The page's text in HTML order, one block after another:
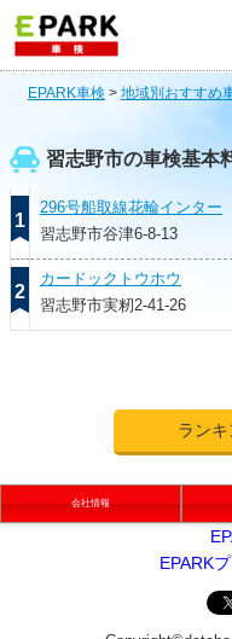
EPARK車検 > 地域別おすすめ
習志野市の車検基本
1
296号船取線花輪インター
習志野市谷津6-8-13
2
カードックトウホウ
習志野市実籾2-41-26
ラン
会社情報